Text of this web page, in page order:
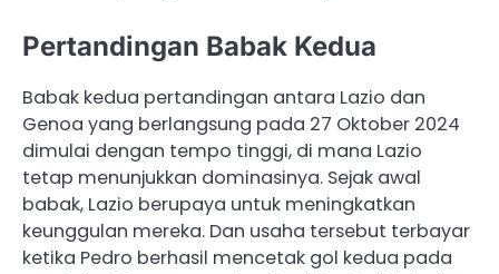
Pertandingan Babak Kedua
Babak kedua pertandingan antara Lazio dan
Genoa yang berlangsung pada 27 Oktober 2024
dimulai dengan tempo tinggi, di mana Lazio
tetap menunjukkan dominasinya. Sejak awal
babak, Lazio berupaya untuk meningkatkan
keunggulan mereka. Dan usaha tersebut terbayar
ketika Pedro berhasil mencetak gol kedua pada